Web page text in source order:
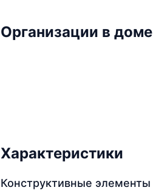
Организации в доме
Характеристики
Конструктивные элементы